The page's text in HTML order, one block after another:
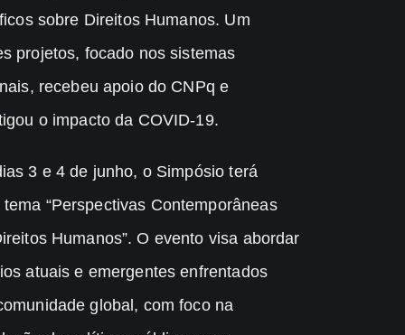
sobre Direitos Humanos. Um
projetos, focado nos sistemas
recebeu apoio do CNPq e
o impacto da COVID-19.
3 e 4 de junho, o Simpósio terá
tema “Perspectivas Contemporâneas
Humanos”. O evento visa abordar
atuais e emergentes enfrentados
global, com foco na